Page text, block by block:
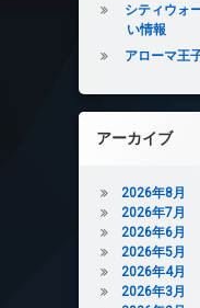
シティウォ
い情報
アローマ王
アーカイブ
2026年8月
2026年7月
2026年6月
2026年5月
2026年4月
2026年3月